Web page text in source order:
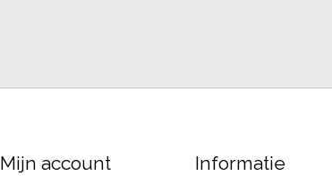
Mijn account Informatie